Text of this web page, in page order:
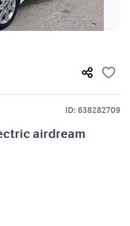
ID: 638282709
airdream